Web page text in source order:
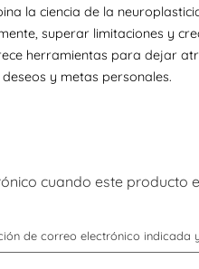
la ciencia de la
superar limitaciones y
herramientas para dejar
y metas personales.
cuando este producto
de correo electrónico indicada